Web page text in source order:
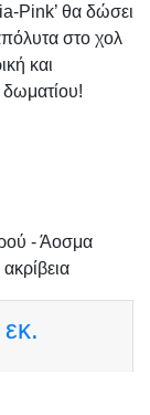
Pink’ θα δώσει
στο χολ
και
δωματίου!
- Άοσμα